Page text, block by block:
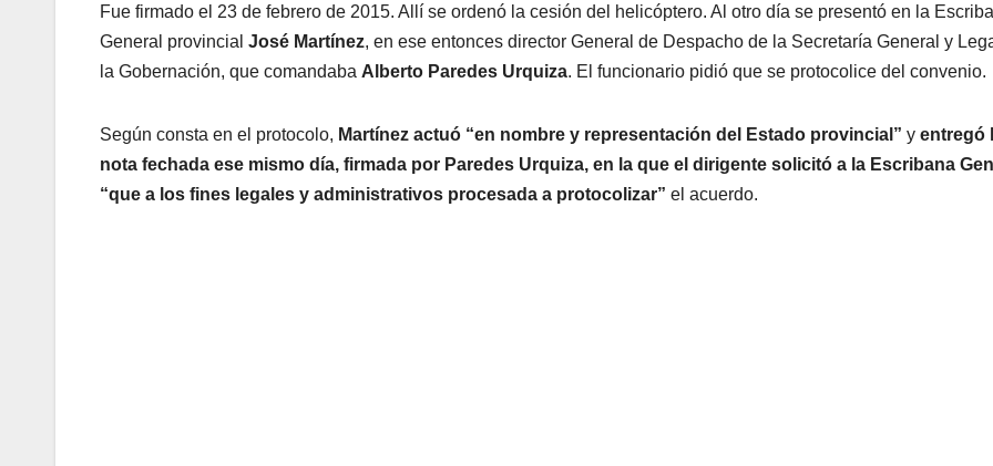
Fue firmado el 23 de febrero de 2015. Allí se ordenó la cesión del helicóptero. Al otro día se presentó en la
General provincial José Martínez, en ese entonces director General de Despacho de la Secretaría General y
la Gobernación, que comandaba Alberto Paredes Urquiza. El funcionario pidió que se protocolice del convenio.
Según consta en el protocolo, Martínez actuó “en nombre y representación del Estado provincial” y entregó
nota fechada ese mismo día, firmada por Paredes Urquiza, en la que el dirigente solicitó a la Escribana
“que a los fines legales y administrativos procesada a protocolizar” el acuerdo.